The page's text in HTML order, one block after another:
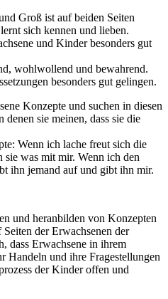
Groß ist auf beiden Seiten
sich kennen und lieben.
und Kinder besonders gut
wohlwollend und bewahrend.
besonders gut gelingen.
Konzepte und suchen in diesen
sie meinen, dass sie die
Wenn ich lache freut sich die
sie was mit mir. Wenn ich den
ihn jemand auf und gibt ihn mir.
und heranbilden von Konzepten
der Erwachsenen der
dass Erwachsene in ihrem
Handeln und ihre Fragestellungen
der Kinder offen und